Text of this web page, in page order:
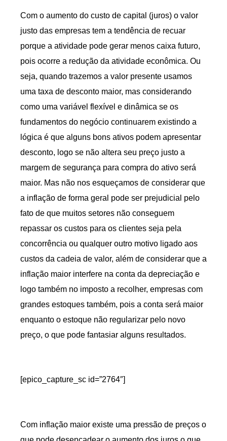
Com o aumento do custo de capital (juros) o valor
justo das empresas tem a tendência de recuar
porque a atividade pode gerar menos caixa futuro,
pois ocorre a redução da atividade econômica. Ou
seja, quando trazemos a valor presente usamos
uma taxa de desconto maior, mas considerando
como uma variável flexível e dinâmica se os
fundamentos do negócio continuarem existindo a
lógica é que alguns bons ativos podem apresentar
desconto, logo se não altera seu preço justo a
margem de segurança para compra do ativo será
maior. Mas não nos esqueçamos de considerar que
a inflação de forma geral pode ser prejudicial pelo
fato de que muitos setores não conseguem
repassar os custos para os clientes seja pela
concorrência ou qualquer outro motivo ligado aos
custos da cadeia de valor, além de considerar que a
inflação maior interfere na conta da depreciação e
logo também no imposto a recolher, empresas com
grandes estoques também, pois a conta será maior
enquanto o estoque não regularizar pelo novo
preço, o que pode fantasiar alguns resultados.
[epico_capture_sc id=”2764″]
Com inflação maior existe uma pressão de preços o